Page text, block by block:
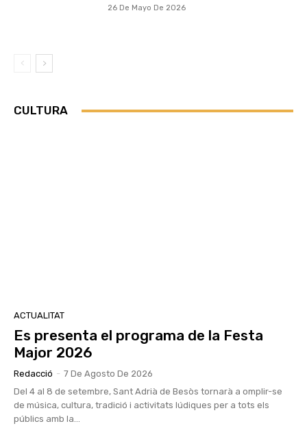
26 De Mayo De 2026
CULTURA
ACTUALITAT
Es presenta el programa de la Festa
Major 2026
Redacció - 7 De Agosto De 2026
Del 4 al 8 de setembre, Sant Adrià de Besòs tornarà a omplir-se
de música, cultura, tradició i activitats lúdiques per a tots els
públics amb la...